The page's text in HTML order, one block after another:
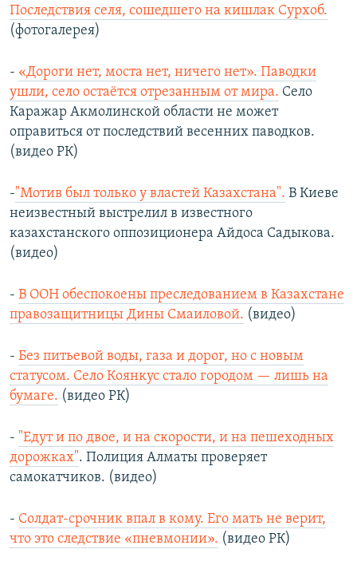
Последствия селя, сошедшего на кишлак Сурхоб.
(фотогалерея)
- «Дороги нет, моста нет, ничего нет». Паводки
ушли, село остаётся отрезанным от мира. Село
Каражар Акмолинской области не может
оправиться от последствий весенних паводков.
(видео РК)
-"Мотив был только у властей Казахстана". В Киеве
неизвестный выстрелил в известного
казахстанского оппозиционера Айдоса Садыкова.
(видео)
- В ООН обеспокоены преследованием в Казахстане
правозащитницы Дины Смаиловой. (видео)
- Без питьевой воды, газа и дорог, но с новым
статусом. Село Коянкус стало городом — лишь на
бумаге. (видео РК)
- "Едут и по двое, и на скорости, и на пешеходных
дорожках". Полиция Алматы проверяет
самокатчиков. (видео)
- Солдат-срочник впал в кому. Его мать не верит,
что это следствие «пневмонии». (видео РК)